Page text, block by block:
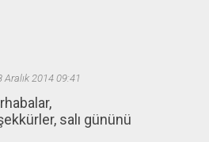
Aralık 2014 09:41
salı gününü